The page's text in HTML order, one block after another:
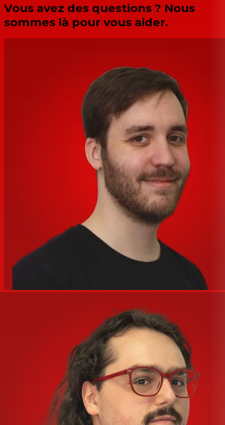
Vous avez des questions ? Nous
sommes là pour vous aider.